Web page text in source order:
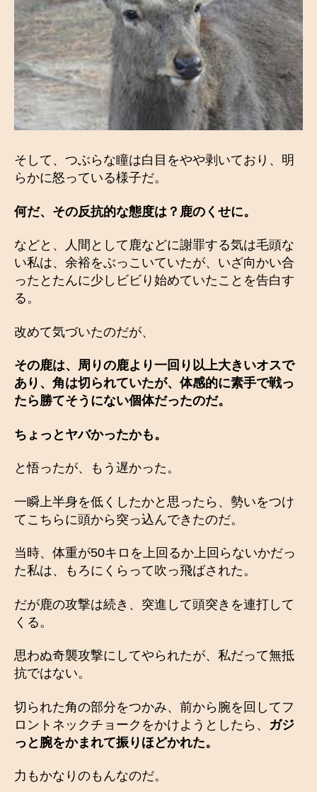
そして、つぶらな瞳は白目をやや剥いており、明
らかに怒っている様子だ。
何だ、その反抗的な態度は？鹿のくせに。
などと、人間として鹿などに謝罪する気は毛頭な
い私は、余裕をぶっこいていたが、いざ向かい合
ったとたんに少しビビり始めていたことを告白す
る。
改めて気づいたのだが、
その鹿は、周りの鹿より一回り以上大きいオスで
あり、角は切られていたが、体感的に素手で戦っ
たら勝てそうにない個体だったのだ。
ちょっとヤバかったかも。
と悟ったが、もう遅かった。
一瞬上半身を低くしたかと思ったら、勢いをつけ
てこちらに頭から突っ込んできたのだ。
当時、体重が50キロを上回るか上回らないかだっ
た私は、もろにくらって吹っ飛ばされた。
だが鹿の攻撃は続き、突進して頭突きを連打して
くる。
思わぬ奇襲攻撃にしてやられたが、私だって無抵
抗ではない。
切られた角の部分をつかみ、前から腕を回してフ
ロントネックチョークをかけようとしたら、 ガジ
っと腕をかまれて振りほどかれた。
力もかなりのもんなのだ。